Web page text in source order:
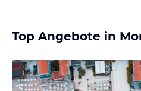
Top Angebote in